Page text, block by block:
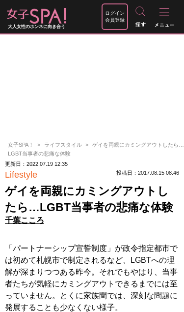
大人女性のホンネに向き合う
ログイン
会員登録
女子SPA！ ライフスタイル
ゲイを両親にカミングアウトしたら…
LGBT当事者の悲痛な体験
更新日：2022.07.19 12:35
Lifestyle 投稿日：2017.08.15 08:46
ゲイを両親にカミングアウトし
たら…LGBT当事者の悲痛な体験
千葉こころ
「パートナーシップ宣誓制度」が政令指定都市で
は初めて札幌市で制定されるなど、LGBTへの理
解が深まりつつある昨今。それでもやはり、当事
者たちが気軽にカミングアウトできるまでには至
っていません。とくに家族間では、深刻な問題に
発展することも少なくない様子。